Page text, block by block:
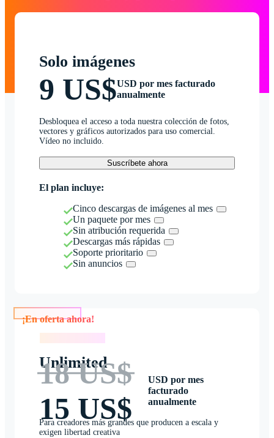
Solo imágenes
9 US$USD por mes facturado
anualmente
Desbloquea el acceso a toda nuestra colección de fotos,
vectores y gráficos autorizados para uso comercial.
Vídeo no incluido.
Suscríbete ahora
El plan incluye:
Cinco descargas de imágenes al mes
Un paquete por mes
Sin atribución requerida
Descargas más rápidas
Soporte prioritario
Sin anuncios
Unlimited
18 US$
15 US$
USD por mes
facturado
anualmente
Para creadores más grandes que producen a escala y
exigen libertad creativa